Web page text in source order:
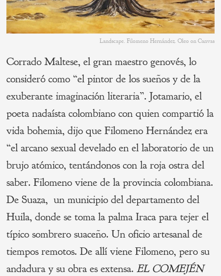
Landscape. Filomeno Hernández. Oleo on Canvas
Corrado Maltese, el gran maestro genovés, lo
consideró como “el pintor de los sueños y de la
exuberante imaginación literaria”. Jotamario, el
poeta nadaísta colombiano con quien compartió la
vida bohemia, dijo que Filomeno Hernández era
“el arcano sexual develado en el laboratorio de un
brujo atómico, tentándonos con la roja ostra del
saber. Filomeno viene de la provincia colombiana.
De Suaza, un municipio del departamento del
Huila, donde se toma la palma Iraca para tejer el
típico sombrero suaceño. Un oficio artesanal de
tiempos remotos. De allí viene Filomeno, pero su
andadura y su obra es extensa.EL COMEJÉN